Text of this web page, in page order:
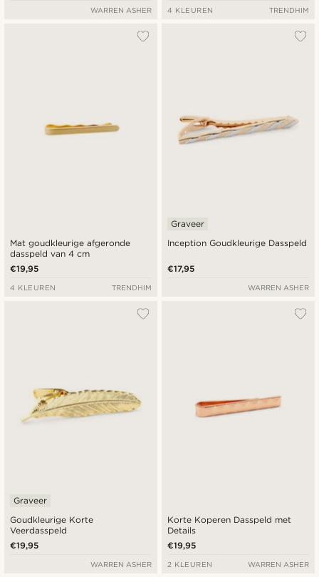
WARREN ASHER 4 KLEUREN TRENDHIM
Mat goudkleurige afgeronde
dasspeld van 4 cm
€19,95
4 KLEUREN TRENDHIM
Inception Goudkleurige Dasspeld
Graveer
€17,95
WARREN ASHER
Goudkleurige Korte
Veerdasspeld
Graveer
€19,95
WARREN ASHER
Korte Koperen Dasspeld met
Details
€19,95
2 KLEUREN WARREN ASHER